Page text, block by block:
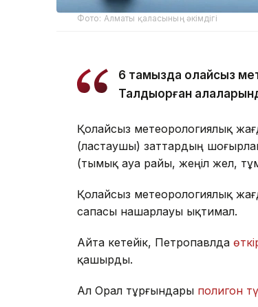
Фото: Алматы қаласының әкімдігі
6 тамызда қолайсыз
Талдықорған
Қолайсыз метеорологиялық
(ластаушы) заттардың
(тымық ауа райы, жеңіл жел,
Қолайсыз метеорологиялық
сапасы нашарлауы ықтимал.
Айта кетейік, Петропавлда
қашырды.
Ал Орал тұрғындары полигон